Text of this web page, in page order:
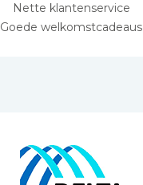
Nette klantenservice
Goede welkomstcadeaus